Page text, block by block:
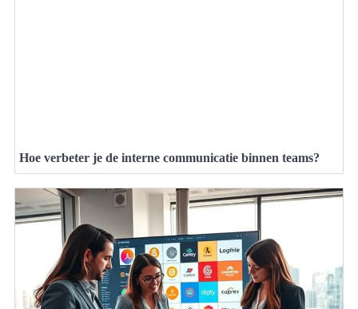
Hoe verbeter je de interne communicatie binnen teams?